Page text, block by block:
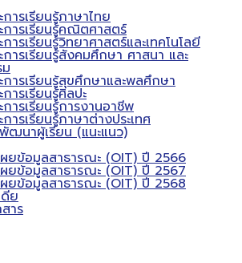
ารเรียนรู้ภาษาไทย
การเรียนรู้คณิตศาสตร์
ารเรียนรู้วิทยาศาสตร์และเทคโนโลยี
การเรียนรู้สังคมศึกษา ศาสนา และ
การเรียนรู้สุขศึกษาและพลศึกษา
ารเรียนรู้ศิลปะ
ารเรียนรู้การงานอาชีพ
ารเรียนรู้ภาษาต่างประเทศ
ฒนาผู้เรียน (แนะแนว)
ผยข้อมูลสาธารณะ (OIT) ปี 2566
ผยข้อมูลสาธารณะ (OIT) ปี 2567
ผยข้อมูลสาธารณะ (OIT) ปี 2568
ดีย
าร